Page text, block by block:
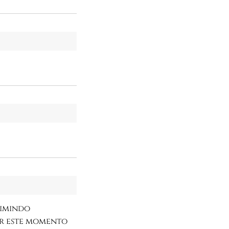
este momento